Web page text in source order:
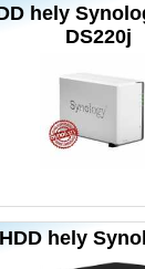
hely
DS220j
hely